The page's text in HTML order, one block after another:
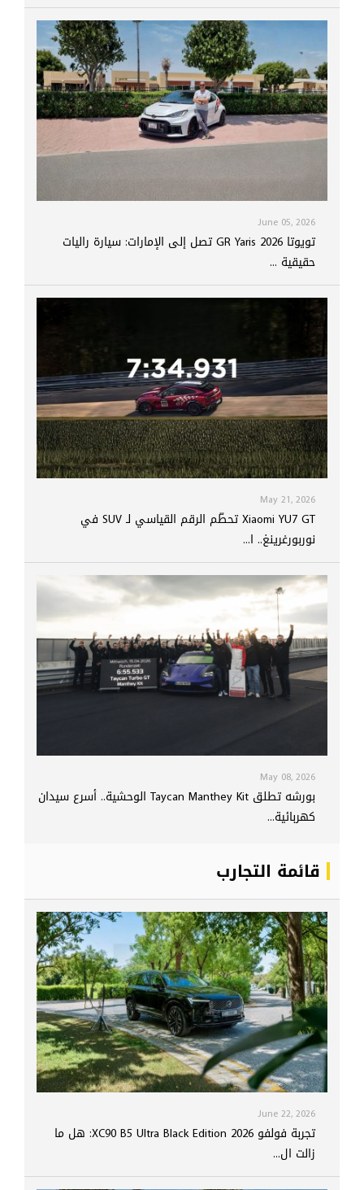
June 05, 2026
تويوتا GR Yaris 2026 تصل إلى الإمارات: سيارة راليات
حقيقية ...
May 21, 2026
Xiaomi YU7 GT تحطّم الرقم القياسي لـ SUV في
نوربورغرينغ.. ا...
May 08, 2026
بورشه تطلق Taycan Manthey Kit الوحشية.. أسرع سيدان
كهربائية...
قائمة التجارب
June 22, 2026
تجربة فولفو XC90 B5 Ultra Black Edition 2026: هل ما
زالت ال...